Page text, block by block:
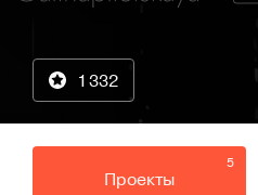
1 332
5
Проекты